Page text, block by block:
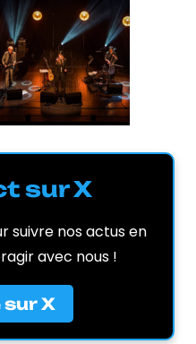
sur X
suivre nos actus en
avec nous !
X